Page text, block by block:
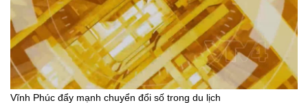
Vĩnh Phúc đẩy mạnh chuyển đổi số trong du lịch